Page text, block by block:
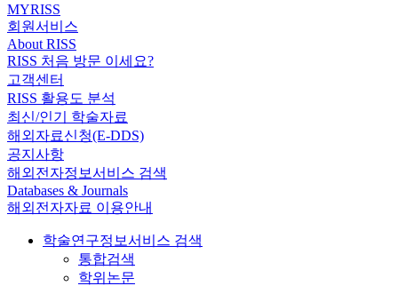
MYRISS
회원서비스
About RISS
RISS 처음 방문 이세요?
고객센터
RISS 활용도 분석
최신/인기 학술자료
해외자료신청(E-DDS)
공지사항
해외전자정보서비스 검색
Databases & Journals
해외전자자료 이용안내
학술연구정보서비스 검색
통합검색
학위논문